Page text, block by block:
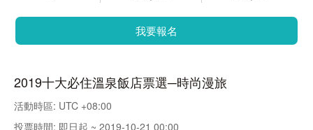
我要報名
2019十大必住溫泉飯店票選─時尚漫旅
活動時區: UTC +08:00
投票時間: 即日起 ~ 2019-10-21 00:00